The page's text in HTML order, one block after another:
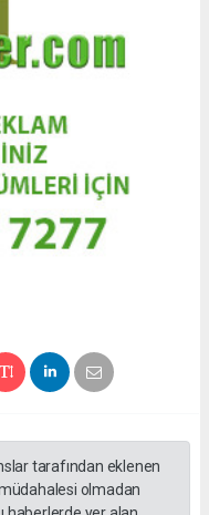
tarafından eklenen
olmadan